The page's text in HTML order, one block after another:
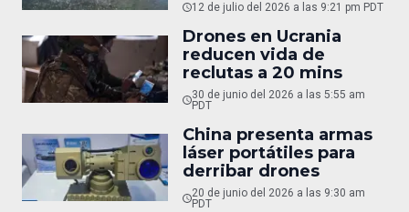
12 de julio del 2026 a las 9:21 pm PDT
Drones en Ucrania
reducen vida de
reclutas a 20 mins
30 de junio del 2026 a las 5:55 am
PDT
China presenta armas
láser portátiles para
derribar drones
20 de junio del 2026 a las 9:30 am
PDT